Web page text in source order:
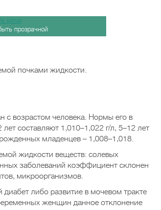
прозрачной
почками жидкости.
с возрастом человека. Нормы его в
составляют 1,010–1,022 г/л, 5–12 лет
младенцев – 1,008–1,018.
жидкости веществ: солевых
заболеваний коэффициент склонен
микроорганизмов.
либо развитие в мочевом тракте
женщин данное отклонение